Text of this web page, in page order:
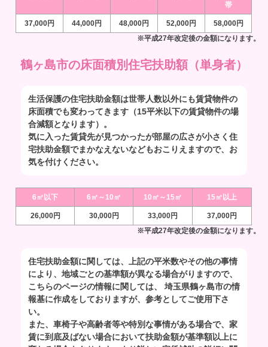
帯
37,000円 44,000円 48,000円 52,000円
58,000円
※平成27年改定後の金額になります。
鶴ヶ島市の床面積別住宅扶助額（単身者）
生活保護の住宅扶助金額は世帯人数以外にも賃貸物件の
床面積でも変わってきます（15平米以下の賃貸物件の場
合減額となります）。
気に入った賃貸先が見つかったが部屋の広さが小さく住
宅扶助金額でまかなえないなどもおこりえますので、お
気を付けください。
6㎡以下 6㎡～10㎡ 10㎡～15㎡ 15㎡以上
26,000円 30,000円 33,000円
37,000円
※平成27年改定後の金額になります。
住宅扶助金額に関しては、上記の平米数やその他の事情
により、地域ごとの基準額が異なる場合がりますので、
こちらのページの情報に関しては、 埼玉県鶴ヶ島市の情
報基に作成をしておりますが、参考としてご使用下さ
い。
また、車椅子や高齢者等や特別な事情がある場合で、家
賃に到底及ばない場合において扶助金額が基準額以上に